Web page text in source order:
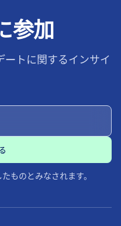
参加
ートに関するインサイ
ものとみなされます。